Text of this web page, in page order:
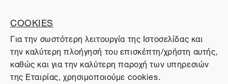
COOKIES
Για την σωστότερη λειτουργία της Ιστοσελίδας και
την καλύτερη πλοήγησή του επισκέπτη/χρήστη αυτής,
καθώς και για την καλύτερη παροχή των υπηρεσιών
της Εταιρίας, χρησιμοποιούμε cookies.